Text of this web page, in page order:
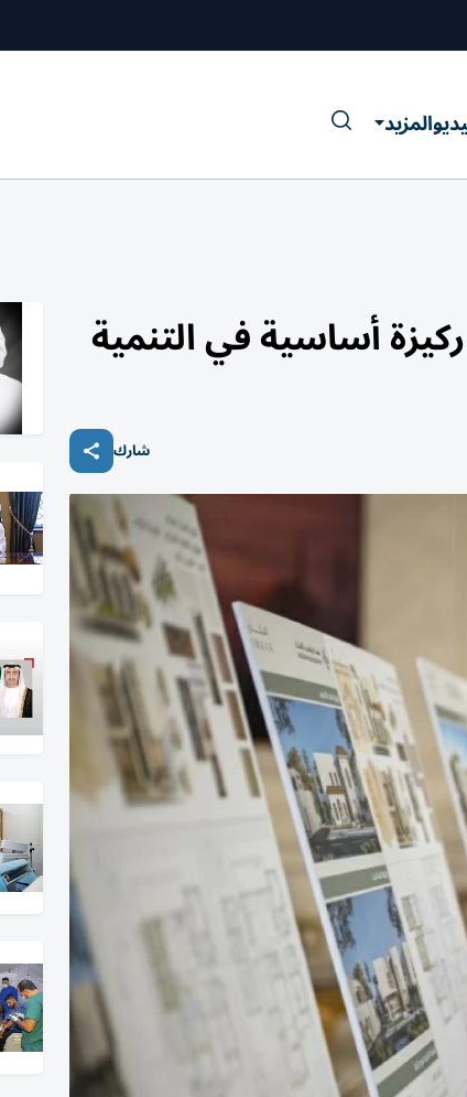
المزيد
أساسية في التنمية
شارك